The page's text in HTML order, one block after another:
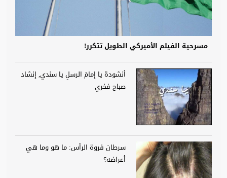
مسرحية الفيلم الأميركي الطويل تتكرر!
أنشودة يا إمامَ الرسلِ يا سندي, إنشاد
صباح فخري
سرطان فروة الرأس: ما هو وما هي
أعراضه؟